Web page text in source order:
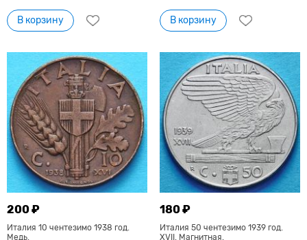
В корзину В корзину
200 ₽
Италия 10 чентезимо 1938 год.
Медь.
180 ₽
Италия 50 чентезимо 1939 год.
XVII. Магнитная.